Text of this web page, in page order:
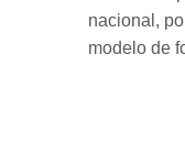
nacional,
modelo de